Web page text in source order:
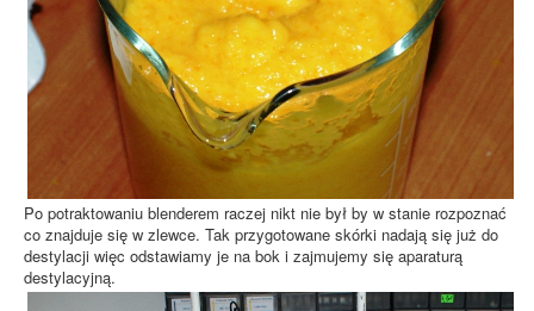
Po potraktowaniu blenderem raczej nikt nie był by w stanie rozpoznać
co znajduje się w zlewce. Tak przygotowane skórki nadają się już do
destylacji więc odstawiamy je na bok i zajmujemy się aparaturą
destylacyjną.